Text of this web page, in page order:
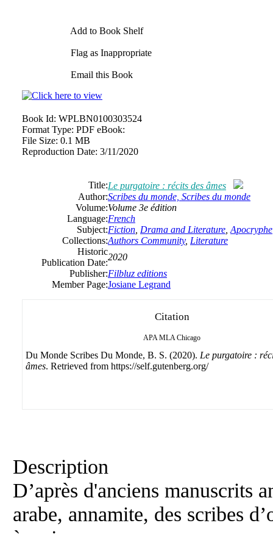
Add to Book Shelf
Flag as Inappropriate
Email this Book
Book Id: WPLBN0100303524
Format Type: PDF eBook:
File Size: 0.1 MB
Reproduction Date: 3/11/2020
Title:Le purgatoire : récits des âmes
Author:Scribes du monde, Scribes du monde
Volume:Volume 3e édition
Language:French
Subject:Fiction Drama and Literature Apocryphe
Collections:Authors Community, Literature
Historic
Publication Date:
2020
Publisher:Filbluz editions
Member Page:Josiane Legrand
Citation
APA MLA Chicago
Du Monde Scribes Du Monde, B. S. (2020). Le purgatoire :
âmes. Retrieved from https://self.gutenberg.org/
Description
D’après d'anciens manuscrits
arabe, annamite, des scribes